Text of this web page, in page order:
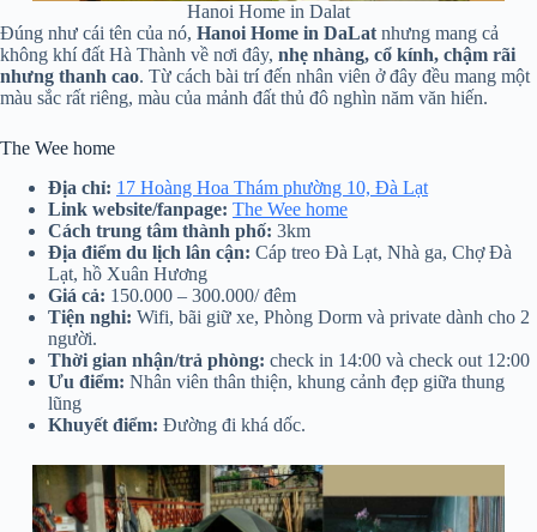
Hanoi Home in Dalat
Đúng như cái tên của nó, Hanoi Home in DaLat nhưng mang cả
không khí đất Hà Thành về nơi đây, nhẹ nhàng, cổ kính, chậm rãi
nhưng thanh cao. Từ cách bài trí đến nhân viên ở đây đều mang một
màu sắc rất riêng, màu của mảnh đất thủ đô nghìn năm văn hiến.
The Wee home
Địa chỉ: 17 Hoàng Hoa Thám phường 10, Đà Lạt
Link website/fanpage: The Wee home
Cách trung tâm thành phố: 3km
Địa điểm du lịch lân cận: Cáp treo Đà Lạt, Nhà ga, Chợ Đà
Lạt, hồ Xuân Hương
Giá cả: 150.000 – 300.000/ đêm
Tiện nghi: Wifi, bãi giữ xe, Phòng Dorm và private dành cho 2
người.
Thời gian nhận/trả phòng: check in 14:00 và check out 12:00
Ưu điểm: Nhân viên thân thiện, khung cảnh đẹp giữa thung
lũng
Khuyết điểm: Đường đi khá dốc.